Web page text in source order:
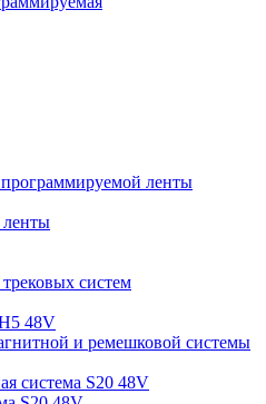
ленты
ленты
систем
48V
и ремешковой системы
система S20 48V